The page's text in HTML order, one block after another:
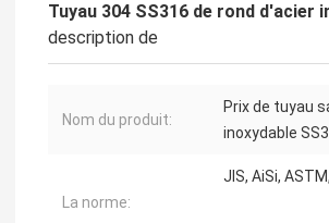
Tuyau 304 SS316 de rond d'acier
description de
Nom du produit:
Prix de tuyau
inoxydable
La norme:
JIS, AiSi,